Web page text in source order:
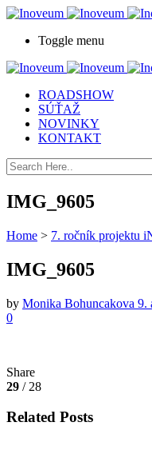
Toggle menu
ROADSHOW
SÚŤAŽ
NOVINKY
KONTAKT
IMG_9605
Home > 7. ročník projektu
IMG_9605
by Monika Bohuncakova 9.
0
Share
29 / 28
Related Posts